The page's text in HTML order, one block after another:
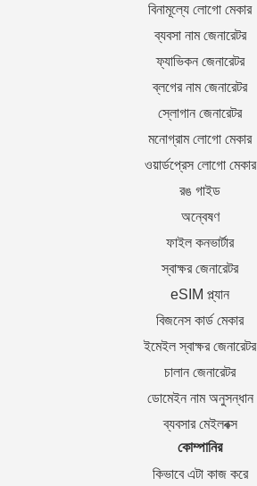
বিনামূল্যে লোগো মেকার
ব্যবসা নাম জেনারেটর
ফ্যাভিকন জেনারেটর
ব্লগের নাম জেনারেটর
স্লোগান জেনারেটর
মনোগ্রাম লোগো মেকার
ওয়ার্ডপ্রেস লোগো মেকার
রঙ গাইড
অন্বেষণ
ফাইল কনভার্টার
স্বাক্ষর জেনারেটর
eSIM প্ল্যান
বিজনেস কার্ড মেকার
ইমেইল স্বাক্ষর জেনারেটর
চালান জেনারেটর
ডোমেইন নাম অনুসন্ধান
ব্যবসার মেইলবক্স
কোম্পানির
কিভাবে এটা কাজ করে